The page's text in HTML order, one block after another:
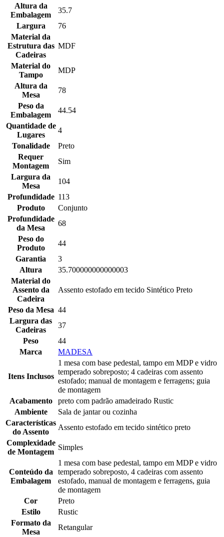
Altura da
Embalagem
35.7
Largura
76
Material da
Estrutura das
Cadeiras
MDF
Material do
Tampo
MDP
Altura da
Mesa
78
Peso da
Embalagem
44.54
Quantidade de
Lugares
4
Tonalidade
Preto
Requer
Montagem
Sim
Largura da
Mesa
104
Profundidade 113
Produto
Conjunto
Profundidade
da Mesa
68
Peso do
Produto
44
Garantia
3
Altura
35.700000000000003
Material do
Assento da
Cadeira
Assento estofado em tecido Sintético Preto
Peso da Mesa 44
Largura das
Cadeiras
37
Peso
44
Marca
MADESA
Itens Inclusos
1 mesa com base pedestal, tampo em MDP e vidro
temperado sobreposto; 4 cadeiras com assento
estofado; manual de montagem e ferragens; guia
de montagem
Acabamento
preto com padrão amadeirado Rustic
Ambiente
Sala de jantar ou cozinha
Características
do Assento
Assento estofado em tecido sintético preto
Complexidade
de Montagem
Simples
Conteúdo da
Embalagem
1 mesa com base pedestal, tampo em MDP e vidro
temperado sobreposto, 4 cadeiras com assento
estofado, manual de montagem e ferragens, guia
de montagem
Cor
Preto
Estilo
Rustic
Formato da
Mesa
Retangular